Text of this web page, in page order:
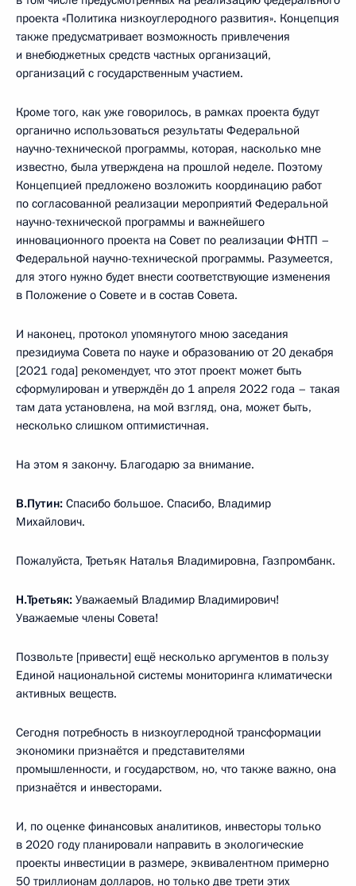
проекта «Политика низкоуглеродного развития». Концепция
также предусматривает возможность привлечения
и внебюджетных средств частных организаций,
организаций с государственным участием.
Кроме того, как уже говорилось, в рамках проекта будут
органично использоваться результаты Федеральной
научно-технической программы, которая, насколько мне
известно, была утверждена на прошлой неделе. Поэтому
Концепцией предложено возложить координацию работ
по согласованной реализации мероприятий Федеральной
научно-технической программы и важнейшего
инновационного проекта на Совет по реализации ФНТП –
Федеральной научно-технической программы. Разумеется,
для этого нужно будет внести соответствующие изменения
в Положение о Совете и в состав Совета.
И наконец, протокол упомянутого мною заседания
президиума Совета по науке и образованию от 20 декабря
[2021 года] рекомендует, что этот проект может быть
сформулирован и утверждён до 1 апреля 2022 года – такая
там дата установлена, на мой взгляд, она, может быть,
несколько слишком оптимистичная.
На этом я закончу. Благодарю за внимание.
В.Путин: Спасибо большое. Спасибо, Владимир
Михайлович.
Пожалуйста, Третьяк Наталья Владимировна, Газпромбанк.
Н.Третьяк: Уважаемый Владимир Владимирович!
Уважаемые члены Совета!
Позвольте [привести] ещё несколько аргументов в пользу
Единой национальной системы мониторинга климатически
активных веществ.
Сегодня потребность в низкоуглеродной трансформации
экономики признаётся и представителями
промышленности, и государством, но, что также важно, она
признаётся и инвесторами.
И, по оценке финансовых аналитиков, инвесторы только
в 2020 году планировали направить в экологические
проекты инвестиции в размере, эквивалентном примерно
50 триллионам долларов, но только две трети этих